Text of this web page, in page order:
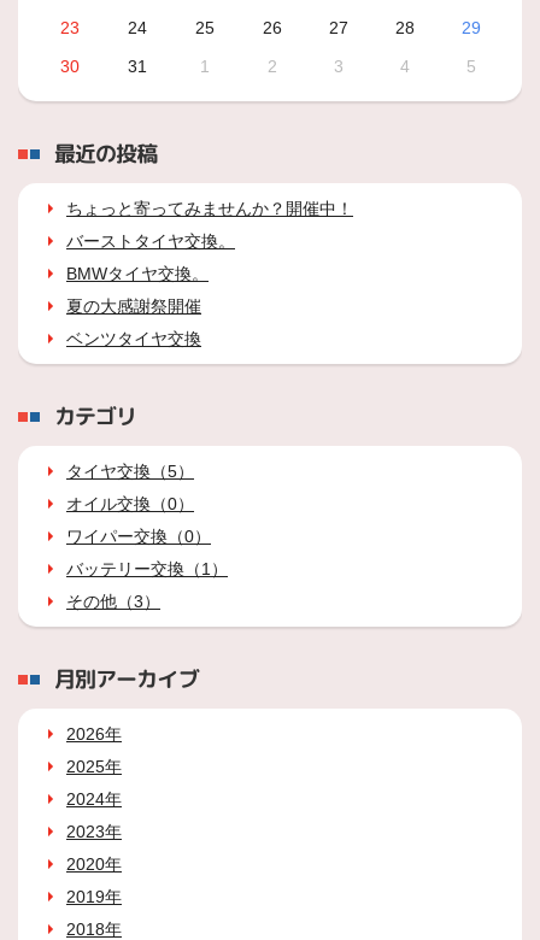
23
24 25 26 27 28
29
30
31 1 2 3 4 5
最近の投稿
ちょっと寄ってみませんか？開催中！
バーストタイヤ交換。
BMWタイヤ交換。
夏の大感謝祭開催
ベンツタイヤ交換
カテゴリ
タイヤ交換（5）
オイル交換（0）
ワイパー交換（0）
バッテリー交換（1）
その他（3）
月別アーカイブ
2026年
2025年
2024年
2023年
2020年
2019年
2018年